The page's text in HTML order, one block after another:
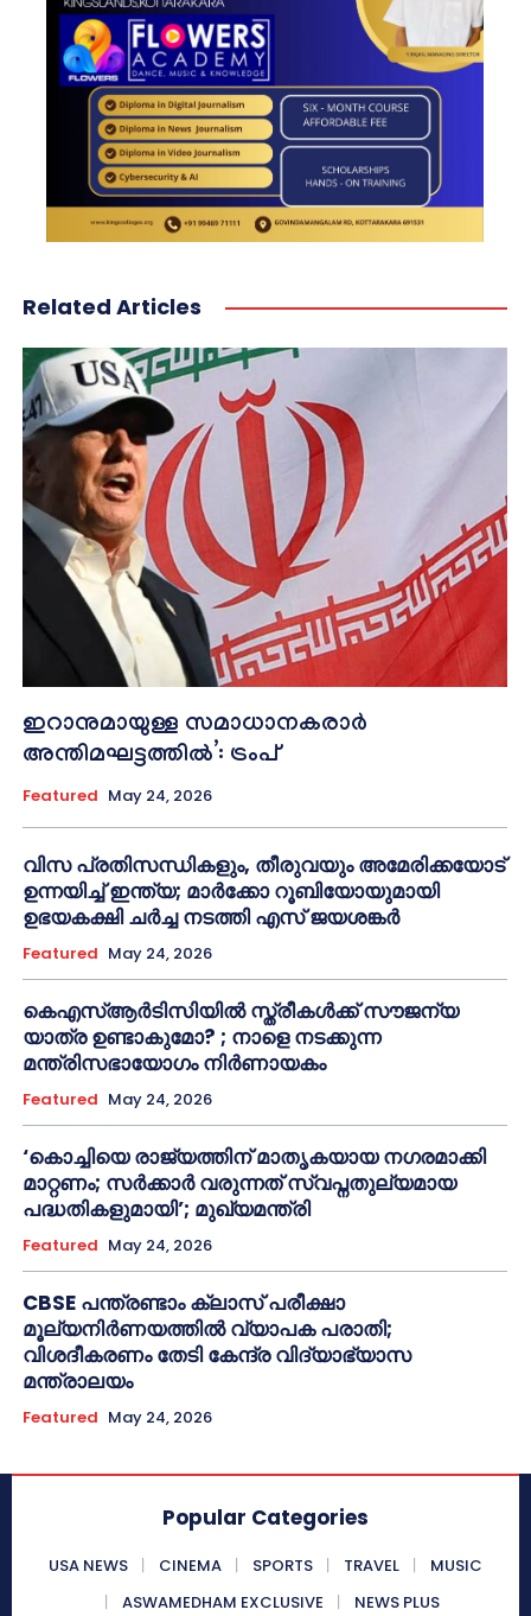
Related Articles
ഇറാനുമായുള്ള സമാധാനകരാർ
അന്തിമഘട്ടത്തിൽ‌’: ട്രംപ്
Featured May 24, 2026
വിസ പ്രതിസന്ധികളും, തീരുവയും അമേരിക്കയോട്
ഉന്നയിച്ച് ഇന്ത്യ; മാർക്കോ റൂബിയോയുമായി
ഉഭയകക്ഷി ചർച്ച നടത്തി എസ് ജയശങ്കർ
Featured May 24, 2026
കെഎസ്ആർടിസിയിൽ സ്ത്രീകൾക്ക് സൗജന്യ
യാത്ര ഉണ്ടാകുമോ? ; നാളെ നടക്കുന്ന
മന്ത്രിസഭായോഗം നിർണായകം
Featured May 24, 2026
‘കൊച്ചിയെ രാജ്യത്തിന് മാതൃകയായ നഗരമാക്കി
മാറ്റണം; സർക്കാർ വരുന്നത് സ്വപ്നതുല്യമായ
പദ്ധതികളുമായി’; മുഖ്യമന്ത്രി
Featured May 24, 2026
CBSE പന്ത്രണ്ടാം ക്ലാസ് പരീക്ഷാ
മൂല്യനിർണയത്തിൽ വ്യാപക പരാതി;
വിശദീകരണം തേടി കേന്ദ്ര വിദ്യാഭ്യാസ
മന്ത്രാലയം
Featured May 24, 2026
Popular Categories
USA NEWS CINEMA SPORTS TRAVEL
MUSIC
ASWAMEDHAM EXCLUSIVE
NEWS PLUS